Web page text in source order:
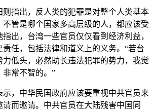
则指出，反人类的犯罪是对整个人类基本
管是哪个国家多高层级的人，都应该受
出，台湾一些官员仅仅看到经济利益，
任，包括法律和道义上的义务。“若台
低头，必然助长违法犯罪的势力，我觉
常不智的。”
示，中华民国政府应该要重视中共官员来
而邀请。中共官员在大陆残害中国同